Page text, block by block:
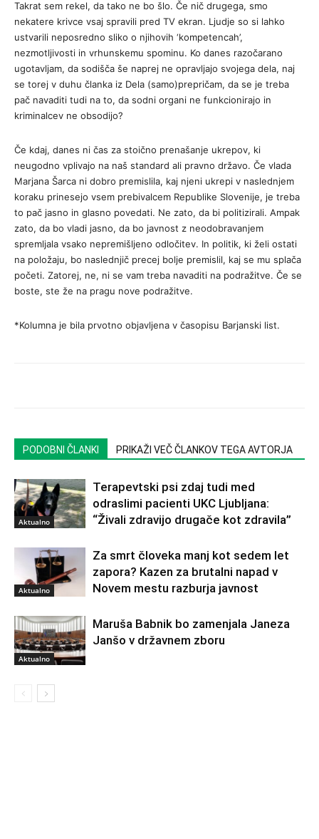
Takrat sem rekel, da tako ne bo šlo. Če nič drugega, smo
nekatere krivce vsaj spravili pred TV ekran. Ljudje so si lahko
ustvarili neposredno sliko o njihovih ‘kompetencah’,
nezmotljivosti in vrhunskemu spominu. Ko danes razočarano
ugotavljam, da sodišča še naprej ne opravljajo svojega dela, naj
se torej v duhu članka iz Dela (samo)prepričam, da se je treba
pač navaditi tudi na to, da sodni organi ne funkcionirajo in
kriminalcev ne obsodijo?
Če kdaj, danes ni čas za stoično prenašanje ukrepov, ki
neugodno vplivajo na naš standard ali pravno državo. Če vlada
Marjana Šarca ni dobro premislila, kaj njeni ukrepi v naslednjem
koraku prinesejo vsem prebivalcem Republike Slovenije, je treba
to pač jasno in glasno povedati. Ne zato, da bi politizirali. Ampak
zato, da bo vladi jasno, da bo javnost z neodobravanjem
spremljala vsako nepremišljeno odločitev. In politik, ki želi ostati
na položaju, bo naslednjič precej bolje premislil, kaj se mu splača
početi. Zatorej, ne, ni se vam treba navaditi na podražitve. Če se
boste, ste že na pragu nove podražitve.
*Kolumna je bila prvotno objavljena v časopisu Barjanski list.
PODOBNI ČLANKI PRIKAŽI VEČ ČLANKOV TEGA AVTORJA
Aktualno
Terapevtski psi zdaj tudi med
odraslimi pacienti UKC Ljubljana:
“Živali zdravijo drugače kot zdravila”
Aktualno
Za smrt človeka manj kot sedem let
zapora? Kazen za brutalni napad v
Novem mestu razburja javnost
Aktualno
Maruša Babnik bo zamenjala Janeza
Janšo v državnem zboru